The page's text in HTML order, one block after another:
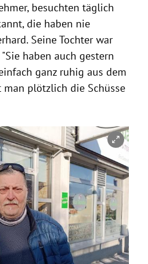
besuchten täglich
die haben nie
Seine Tochter war
haben auch gestern
ganz ruhig aus dem
man plötzlich die Schüsse
schließen